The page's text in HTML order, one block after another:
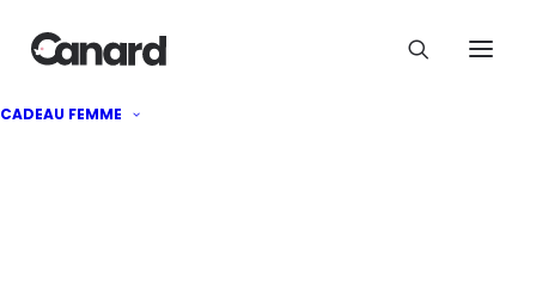
CADEAU FEMME
Idée cadeau couple